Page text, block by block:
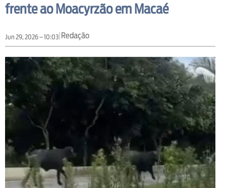
frente ao Moacyrzão em Macaé
Jun 29, 2026 – 10:03|Redação